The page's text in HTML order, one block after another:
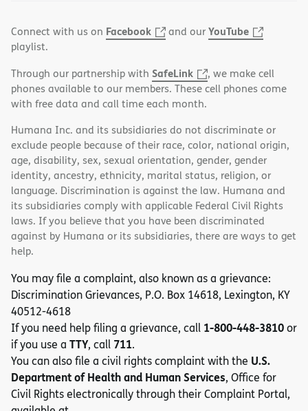
Connect with us on Facebook and ourYouTube
playlist.
Through our partnership with SafeLink
, we make cell
phones available to our members. These cell phones come
with free data and call time each month.
Humana Inc. and its subsidiaries do not discriminate or
exclude people because of their race, color, national origin,
age, disability, sex, sexual orientation, gender, gender
identity, ancestry, ethnicity, marital status, religion, or
language. Discrimination is against the law. Humana and
its subsidiaries comply with applicable Federal Civil Rights
laws. If you believe that you have been discriminated
against by Humana or its subsidiaries, there are ways to get
help.
You may file a complaint, also known as a grievance:
Discrimination Grievances, P.O. Box 14618, Lexington, KY
40512-4618
If you need help filing a grievance, call 1-800-448-3810or
if you use a TTY, call 711.
You can also file a civil rights complaint with the U.S.
Department of Health and Human Services, Office for
Civil Rights electronically through their Complaint Portal,